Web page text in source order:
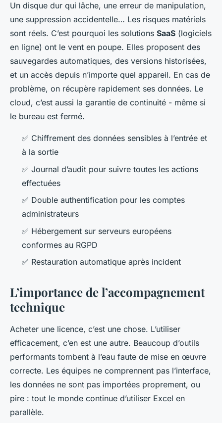
Un disque dur qui lâche, une erreur de manipulation,
une suppression accidentelle… Les risques matériels
sont réels. C’est pourquoi les solutions SaaS (logiciels
en ligne) ont le vent en poupe. Elles proposent des
sauvegardes automatiques, des versions historisées,
et un accès depuis n’importe quel appareil. En cas de
problème, on récupère rapidement ses données. Le
cloud, c’est aussi la garantie de continuité - même si
le bureau est fermé.
✅ Chiffrement des données sensibles à l’entrée et
à la sortie
✅ Journal d’audit pour suivre toutes les actions
effectuées
✅ Double authentification pour les comptes
administrateurs
✅ Hébergement sur serveurs européens
conformes au RGPD
✅ Restauration automatique après incident
L’importance de l’accompagnement
technique
Acheter une licence, c’est une chose. L’utiliser
efficacement, c’en est une autre. Beaucoup d’outils
performants tombent à l’eau faute de mise en œuvre
correcte. Les équipes ne comprennent pas l’interface,
les données ne sont pas importées proprement, ou
pire : tout le monde continue d’utiliser Excel en
parallèle.